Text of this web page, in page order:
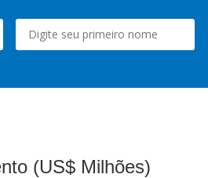
(US$ Milhões)